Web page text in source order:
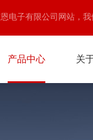
电子有限公司网站，
产品中心 关